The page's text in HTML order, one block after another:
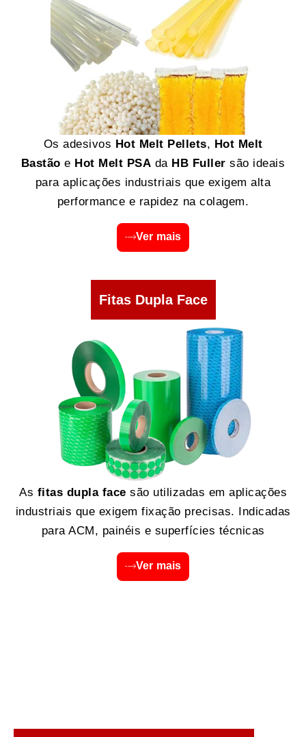
Os adesivos Hot Melt Pellets, Hot Melt
Bastão e Hot Melt PSA da HB Fuller são ideais
para aplicações industriais que exigem alta
performance e rapidez na colagem.
Ver mais
Fitas Dupla Face
As fitas dupla face são utilizadas em aplicações
industriais que exigem fixação precisas. Indicadas
para ACM, painéis e superfícies técnicas
Ver mais